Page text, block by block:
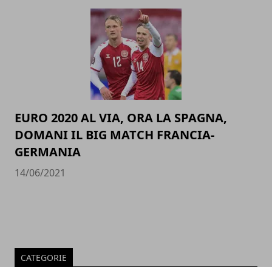
EURO 2020 AL VIA, ORA LA SPAGNA,
DOMANI IL BIG MATCH FRANCIA-
GERMANIA
14/06/2021
CATEGORIE